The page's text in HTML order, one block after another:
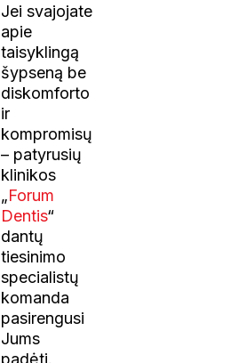
Jei svajojate
apie
taisyklingą
šypseną be
diskomforto
ir
kompromisų
– patyrusių
klinikos
„Forum
Dentis“
dantų
tiesinimo
specialistų
komanda
pasirengusi
Jums
padėti.